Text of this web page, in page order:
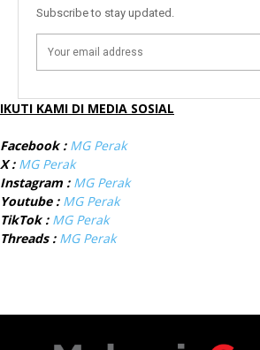
Subscribe to stay updated.
IKUTI KAMI DI MEDIA SOSIAL
Facebook : MG Perak
X : MG Perak
Instagram : MG Perak
Youtube : MG Perak
TikTok : MG Perak
Threads : MG Perak